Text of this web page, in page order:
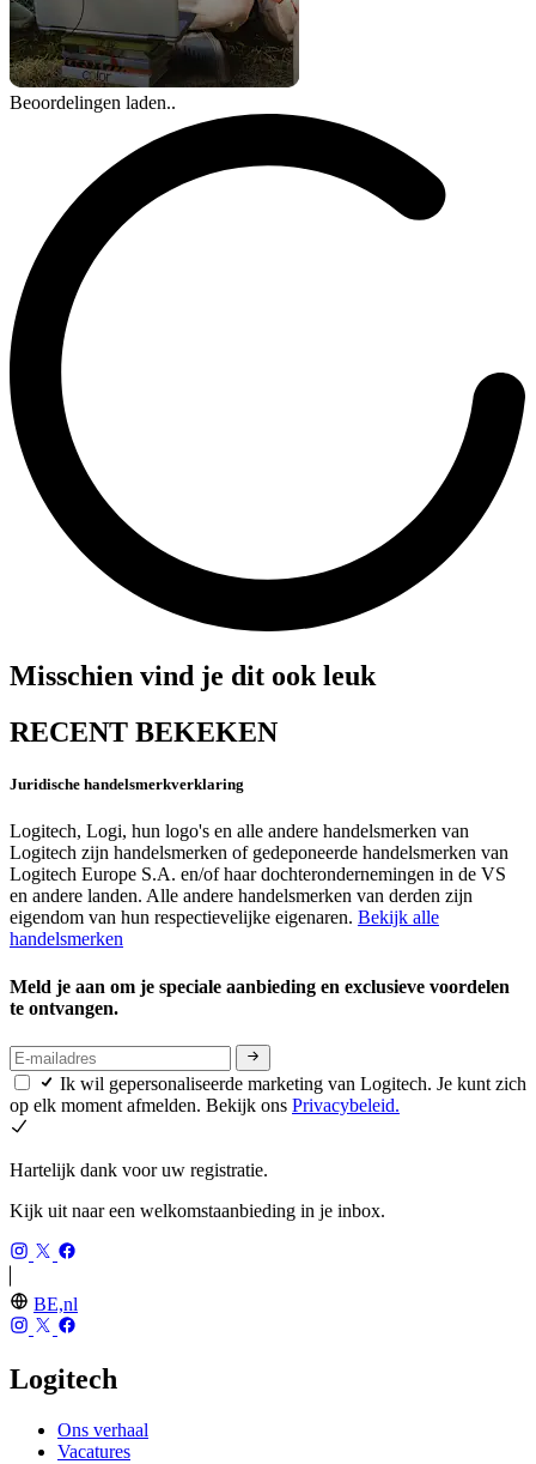
Beoordelingen laden..
Misschien vind je dit ook leuk
RECENT BEKEKEN
Juridische handelsmerkverklaring
Logitech, Logi, hun logo's en alle andere handelsmerken van
Logitech zijn handelsmerken of gedeponeerde handelsmerken van
Logitech Europe S.A. en/of haar dochterondernemingen in de VS
en andere landen. Alle andere handelsmerken van derden zijn
eigendom van hun respectievelijke eigenaren. Bekijk alle
handelsmerken
Meld je aan om je speciale aanbieding en exclusieve voordelen
te ontvangen.
Ik wil gepersonaliseerde marketing van Logitech. Je kunt zich
op elk moment afmelden. Bekijk ons Privacybeleid.
Hartelijk dank voor uw registratie.
Kijk uit naar een welkomstaanbieding in je inbox.
BE,nl
Logitech
Ons verhaal
Vacatures